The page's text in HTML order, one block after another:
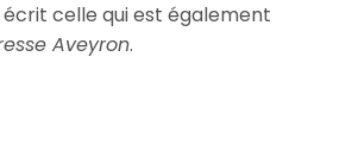
écrit celle qui est également
Aveyron.